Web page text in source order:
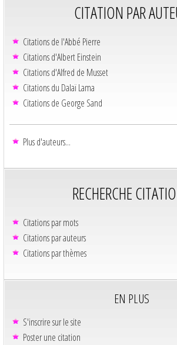
CITATION PAR
Citations de l'Abbé Pierre
Citations d'Albert Einstein
Citations d'Alfred de Musset
Citations du Dalaï Lama
Citations de George Sand
Plus d'auteurs...
RECHERCHE
Citations par mots
Citations par auteurs
Citations par thèmes
EN PLUS
S'inscrire sur le site
Poster une citation